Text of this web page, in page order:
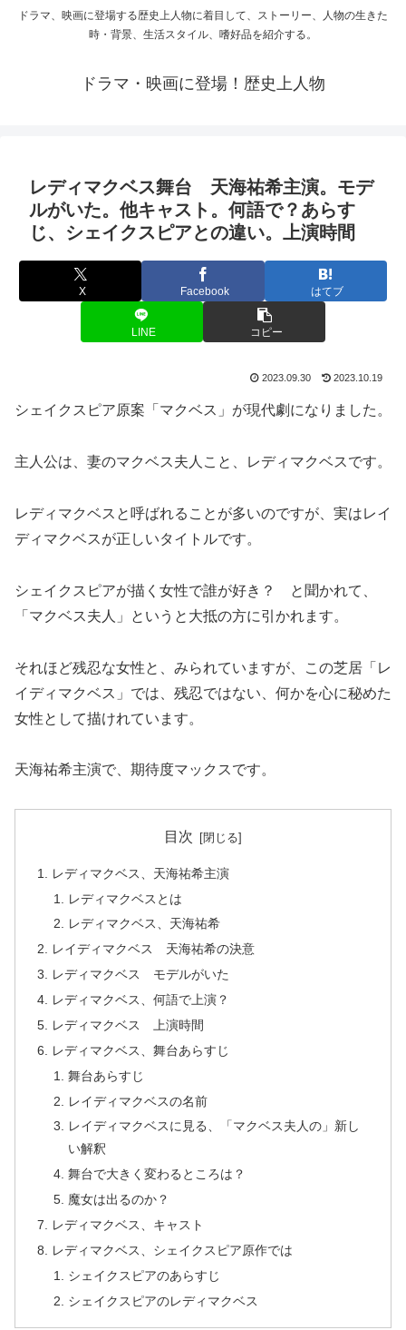
ドラマ、映画に登場する歴史上人物に着目して、ストーリー、人物の生きた
時・背景、生活スタイル、嗜好品を紹介する。
ドラマ・映画に登場！歴史上人物
レディマクベス舞台 天海祐希主演。モデ
ルがいた。他キャスト。何語で？あらす
じ、シェイクスピアとの違い。上演時間
X Facebook はてブ
LINE コピー
2023.09.30 2023.10.19
シェイクスピア原案「マクベス」が現代劇になりました。
主人公は、妻のマクベス夫人こと、レディマクベスです。
レディマクベスと呼ばれることが多いのですが、実はレイ
ディマクベスが正しいタイトルです。
シェイクスピアが描く女性で誰が好き？ と聞かれて、
「マクベス夫人」というと大抵の方に引かれます。
それほど残忍な女性と、みられていますが、この芝居「レ
イディマクベス」では、残忍ではない、何かを心に秘めた
女性として描けれています。
天海祐希主演で、期待度マックスです。
目次
レディマクベス、天海祐希主演
レディマクベスとは
レディマクベス、天海祐希
レイディマクベス 天海祐希の決意
レディマクベス モデルがいた
レディマクベス、何語で上演？
レディマクベス 上演時間
レディマクベス、舞台あらすじ
舞台あらすじ
レイディマクベスの名前
レイディマクベスに見る、「マクベス夫人の」新し
い解釈
舞台で大きく変わるところは？
魔女は出るのか？
レディマクベス、キャスト
レディマクベス、シェイクスピア原作では
シェイクスピアのあらすじ
シェイクスピアのレディマクベス